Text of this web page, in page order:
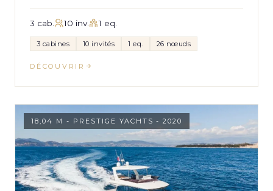
3 cab. 10 inv. 1 eq.
3 cabines 10 invités 1 eq. 26 nœuds
DÉCOUVRIR
18,04 M - PRESTIGE YACHTS - 2020